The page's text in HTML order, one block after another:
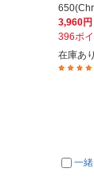
3,960円
396ポ
在庫あり
一